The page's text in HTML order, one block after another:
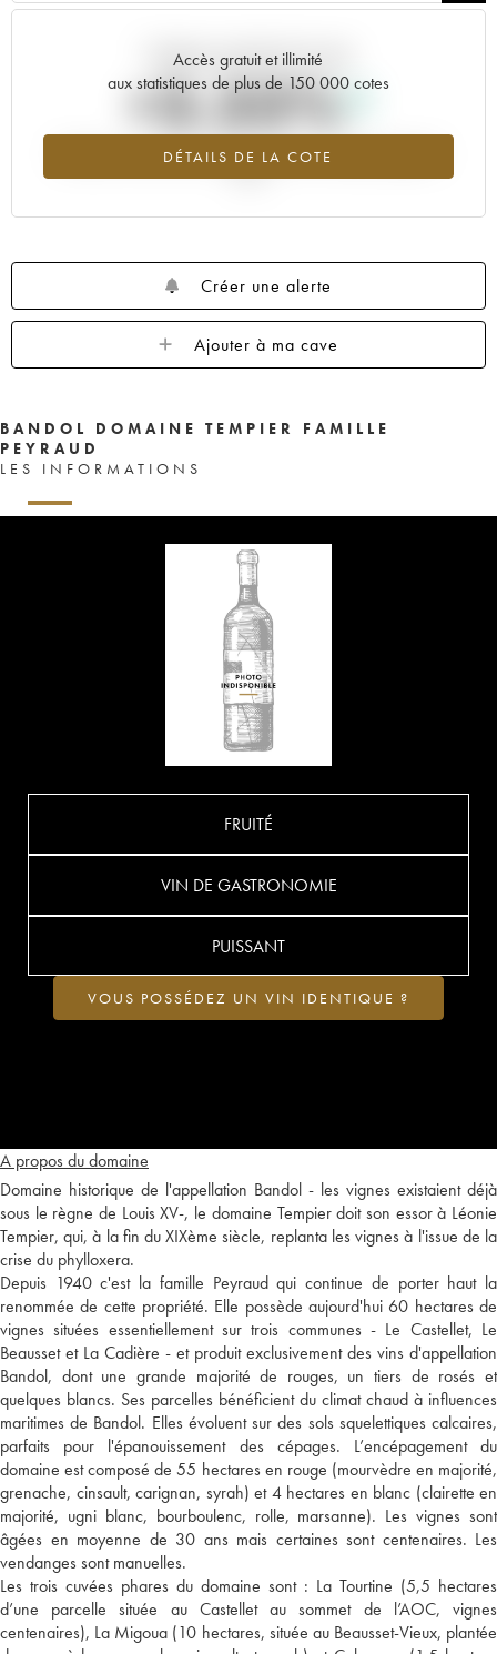
Accès gratuit et illimité
aux statistiques de plus de 150 000 cotes
DÉTAILS DE LA COTE
Tendance actuelle de la cote
+3.33%
Tendance à la hausse du millésime 2018 en 2026 par rapport à
Créer une alerte
Ajouter à ma cave
BANDOL DOMAINE TEMPIER FAMILLE
PEYRAUD
LES INFORMATIONS
A propos du domaine
Domaine historique de l'appellation Bandol - les vignes existaient déjà
sous le règne de Louis XV-, le domaine Tempier doit son essor à Léonie
Tempier, qui, à la fin du XIXème siècle, replanta les vignes à l'issue de la
crise du phylloxera.
Depuis 1940 c'est la famille Peyraud qui continue de porter haut la
renommée de cette propriété. Elle possède aujourd'hui 60 hectares de
vignes situées essentiellement sur trois communes - Le Castellet, Le
Beausset et La Cadière - et produit exclusivement des vins d'appellation
Bandol, dont une grande majorité de rouges, un tiers de rosés et
quelques blancs. Ses parcelles bénéficient du climat chaud à influences
maritimes de Bandol. Elles évoluent sur des sols squelettiques calcaires,
parfaits pour l'épanouissement des cépages. L’encépagement du
domaine est composé de 55 hectares en rouge (mourvèdre en majorité,
grenache, cinsault, carignan, syrah) et 4 hectares en blanc (clairette en
majorité, ugni blanc, bourboulenc, rolle, marsanne). Les vignes sont
âgées en moyenne de 30 ans mais certaines sont centenaires. Les
vendanges sont manuelles.
Les trois cuvées phares du domaine sont : La Tourtine (5,5 hectares
d’une parcelle située au Castellet au sommet de l’AOC, vignes
centenaires), La Migoua (10 hectares, située au Beausset-Vieux, plantée
FRUITÉ
VIN DE GASTRONOMIE
PUISSANT
VOUS POSSÉDEZ UN VIN IDENTIQUE ?